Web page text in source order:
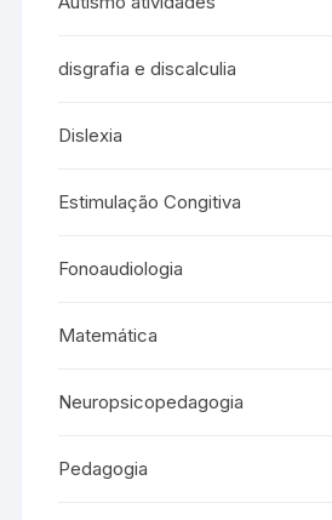
disgrafia e discalculia
Dislexia
Estimulação Congitiva
Fonoaudiologia
Matemática
Neuropsicopedagogia
Pedagogia